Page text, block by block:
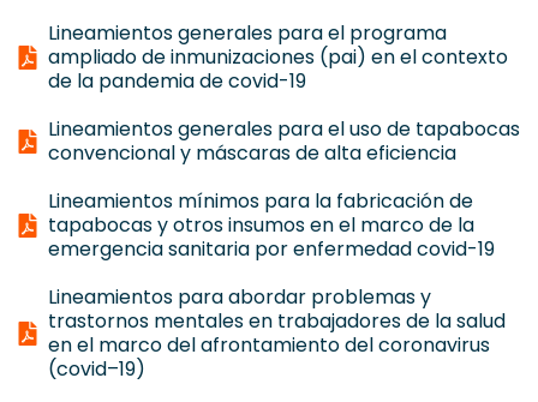
Lineamientos generales para el programa
ampliado de inmunizaciones (pai) en el contexto
de la pandemia de covid-19
Lineamientos generales para el uso de tapabocas
convencional y máscaras de alta eficiencia
Lineamientos mínimos para la fabricación de
tapabocas y otros insumos en el marco de la
emergencia sanitaria por enfermedad covid-19
Lineamientos para abordar problemas y
trastornos mentales en trabajadores de la salud
en el marco del afrontamiento del coronavirus
(covid–19)